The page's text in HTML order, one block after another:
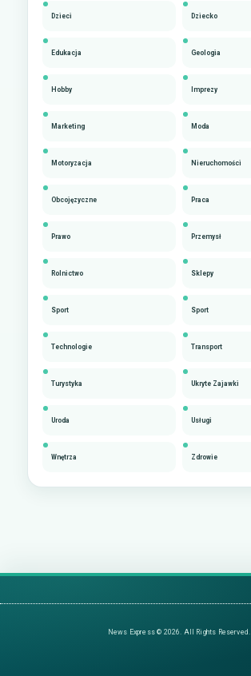
Dzieci Dziecko
Edukacja Geologia
Hobby Imprezy
Marketing Moda
Motoryzacja Nieruchomości
Obcojęzyczne Praca
Prawo Przemysł
Rolnictwo Sklepy
Sport Sport
Technologie Transport
Turystyka Ukryte Zajawki
Uroda Usługi
Wnętrza Zdrowie
News Express © 2026. All Rights Reserved.